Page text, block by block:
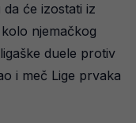
će izostati iz
njemačkog
duele protiv
i meč Lige prvaka